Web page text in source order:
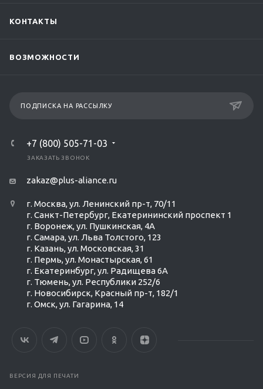
КОНТАКТЫ
ВОЗМОЖНОСТИ
ПОДПИСКА НА РАССЫЛКУ
+7 (800) 505-71-03
ЗАКАЗАТЬ ЗВОНОК
zakaz@plus-aliance.ru
г. Москва, ул. Ленинский пр-т, 70/11
г. Санкт-Петербург, Екатерининский проспект 1
г. Воронеж, ул. Пушкинская, 4А
г. Самара, ул. Льва Толстого, 123
г. Казань, ул. Московская, 31
г. Пермь, ул. Монастырская, 61
г. Екатеринбург, ул. Радищева 6А
г. Тюмень, ул. Республики 252/6
г. Новосибирск, Красный пр-т, 182/1
г. Омск, ул. ​Гагарина, 14
ВЕРСИЯ ДЛЯ ПЕЧАТИ